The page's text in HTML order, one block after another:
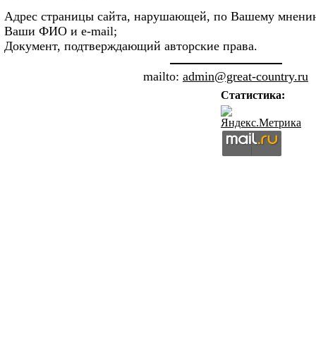
Адрес страницы сайта, нарушающей, по Вашему
Ваши ФИО и e-mail;
Документ, подтверждающий авторские права.
mailto: admin@great-country.ru
Статистика: